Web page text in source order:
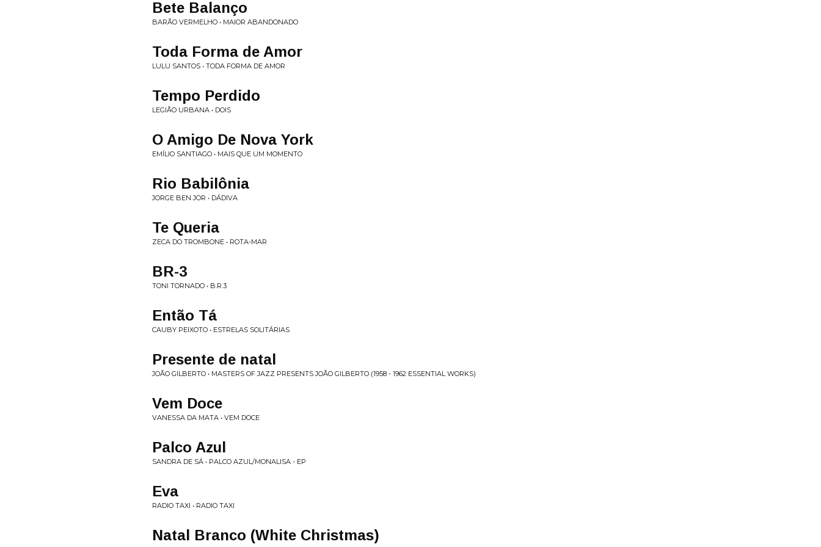
Bete Balanço
BARÃO VERMELHO • MAIOR ABANDONADO
Toda Forma de Amor
LULU SANTOS • TODA FORMA DE AMOR
Tempo Perdido
LEGIÃO URBANA • DOIS
O Amigo De Nova York
EMÍLIO SANTIAGO • MAIS QUE UM MOMENTO
Rio Babilônia
JORGE BEN JOR • DÁDIVA
Te Queria
ZECA DO TROMBONE • ROTA-MAR
BR-3
TONI TORNADO • B.R.3
Então Tá
CAUBY PEIXOTO • ESTRELAS SOLITÁRIAS
Presente de natal
JOÃO GILBERTO • MASTERS OF JAZZ PRESENTS JOÃO GILBERTO (1958 - 1962 ESSENTIAL WORKS)
Vem Doce
VANESSA DA MATA • VEM DOCE
Palco Azul
SANDRA DE SÁ • PALCO AZUL/MONALISA - EP
Eva
RADIO TAXI • RADIO TAXI
Natal Branco (White Christmas)